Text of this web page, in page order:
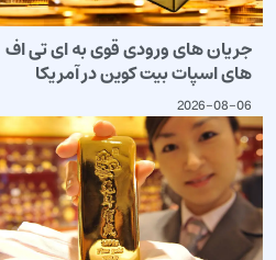
جریان های ورودی قوی به ای تی اف
های اسپات بیت کوین در آمریکا
2026-08-06